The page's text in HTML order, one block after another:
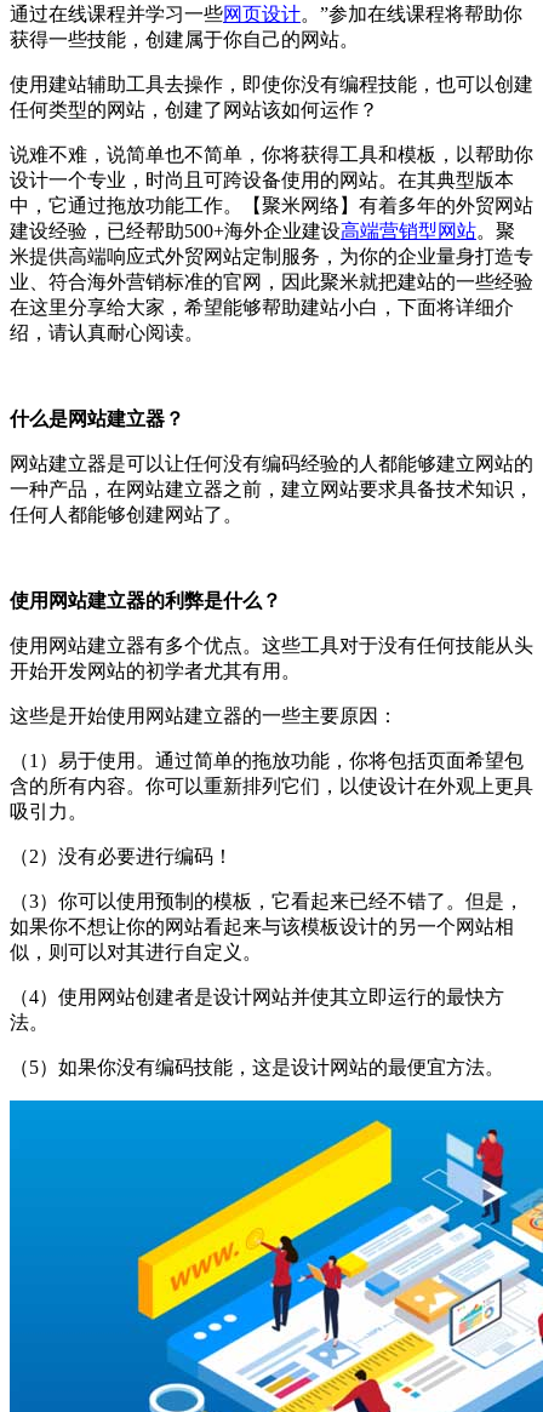
通过在线课程并学习一些网页设计。”参加在线课程将帮助你
获得一些技能，创建属于你自己的网站。
使用建站辅助工具去操作，即使你没有编程技能，也可以创建
任何类型的网站，创建了网站该如何运作？
说难不难，说简单也不简单，你将获得工具和模板，以帮助你
设计一个专业，时尚且可跨设备使用的网站。在其典型版本
中，它通过拖放功能工作。【聚米网络】有着多年的外贸网站
建设经验，已经帮助500+海外企业建设高端营销型网站。聚
米提供高端响应式外贸网站定制服务，为你的企业量身打造专
业、符合海外营销标准的官网，因此聚米就把建站的一些经验
在这里分享给大家，希望能够帮助建站小白，下面将详细介
绍，请认真耐心阅读。
什么是网站建立器？
网站建立器是可以让任何没有编码经验的人都能够建立网站的
一种产品，在网站建立器之前，建立网站要求具备技术知识，
任何人都能够创建网站了。
使用网站建立器的利弊是什么？
使用网站建立器有多个优点。这些工具对于没有任何技能从头
开始开发网站的初学者尤其有用。
这些是开始使用网站建立器的一些主要原因：
（1）易于使用。通过简单的拖放功能，你将包括页面希望包
含的所有内容。你可以重新排列它们，以使设计在外观上更具
吸引力。
（2）没有必要进行编码！
（3）你可以使用预制的模板，它看起来已经不错了。但是，
如果你不想让你的网站看起来与该模板设计的另一个网站相
似，则可以对其进行自定义。
（4）使用网站创建者是设计网站并使其立即运行的最快方
法。
（5）如果你没有编码技能，这是设计网站的最便宜方法。